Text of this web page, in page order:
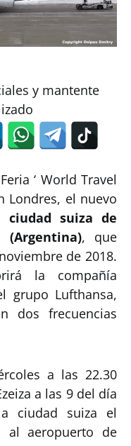
y mantente
‘ World Travel
Londres, el nuevo
ciudad suiza de
, que
de 2018.
la compañía
grupo Lufthansa,
dos frecuencias
a las 22.30
a las 9 del día
ciudad suiza el
al aeropuerto de